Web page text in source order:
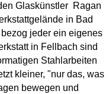
Glaskünstler Ragan
in Bad
jeder ein eigenes
in Fellbach sind
Stahlarbeiten
kleiner, "nur das, was
bewegen und